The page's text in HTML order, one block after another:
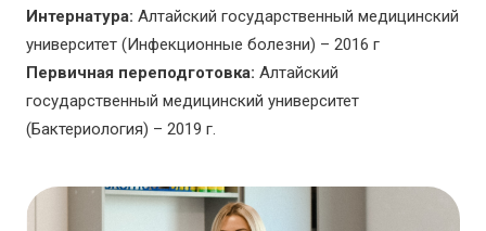
Интернатура: Алтайский государственный медицинский
университет (Инфекционные болезни) – 2016 г
Первичная переподготовка: Алтайский
государственный медицинский университет
(Бактериология) – 2019 г.